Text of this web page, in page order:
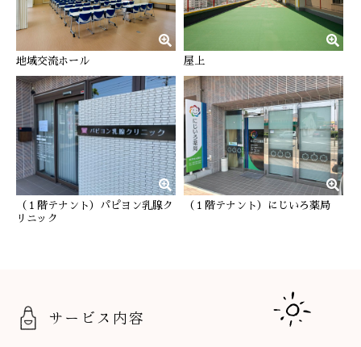
地域交流ホール 屋上
（１階テナント）パピヨン乳腺ク
リニック
（１階テナント）にじいろ薬局
サービス内容